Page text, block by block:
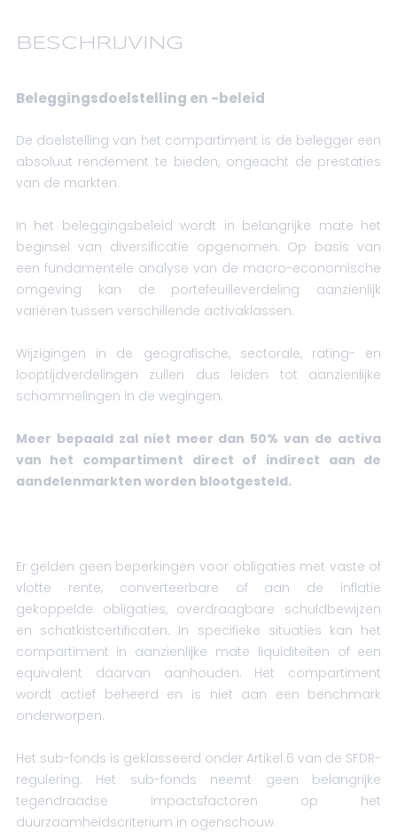
BESCHRIJVING
Beleggingsdoelstelling en -beleid
De doelstelling van het compartiment is de belegger een
absoluut rendement te bieden, ongeacht de prestaties
van de markten.
In het beleggingsbeleid wordt in belangrijke mate het
beginsel van diversificatie opgenomen. Op basis van
een fundamentele analyse van de macro-economische
omgeving kan de portefeuilleverdeling aanzienlijk
variëren tussen verschillende activaklassen.
Wijzigingen in de geografische, sectorale, rating- en
looptijdverdelingen zullen dus leiden tot aanzienlijke
schommelingen in de wegingen.
Meer bepaald zal niet meer dan 50% van de activa
van het compartiment direct of indirect aan de
aandelenmarkten worden blootgesteld.
Er gelden geen beperkingen voor obligaties met vaste of
vlotte rente, converteerbare of aan de inflatie
gekoppelde obligaties, overdraagbare schuldbewijzen
en schatkistcertificaten. In specifieke situaties kan het
compartiment in aanzienlijke mate liquiditeiten of een
equivalent daarvan aanhouden. Het compartiment
wordt actief beheerd en is niet aan een benchmark
onderworpen.
Het sub-fonds is geklasseerd onder Artikel 6 van de SFDR-
regulering. Het sub-fonds neemt geen belangrijke
tegendraadse impactsfactoren op het
duurzaamheidscriterium in ogenschouw.